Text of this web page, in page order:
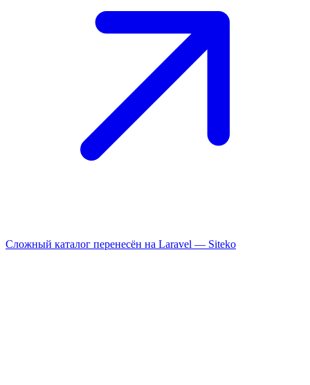
Сложный каталог перенесён на Laravel — Siteko